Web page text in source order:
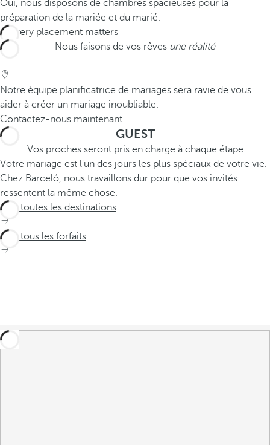
Oui, nous disposons de chambres spacieuses pour la
préparation de la mariée et du marié.
Nous faisons de vos rêves une réalité
Notre équipe planificatrice de mariages sera ravie de vous
aider à créer un mariage inoubliable.
Contactez-nous maintenant
GUEST
Vos proches seront pris en charge à chaque étape
Votre mariage est l'un des jours les plus spéciaux de votre vie.
Chez Barceló, nous travaillons dur pour que vos invités
ressentent la même chose.
Voir toutes les destinations
Voir tous les forfaits